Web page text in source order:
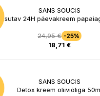
SANS SOUCIS
Niisutav 24H päevakreem
24,95 € -25%
18,71 €
SANS SOUCIS
Detox kreem oliiviõliga